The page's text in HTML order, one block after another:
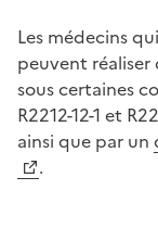
Les médecins
peuvent
sous certaines
R2212-12-1 et
ainsi que par un
.